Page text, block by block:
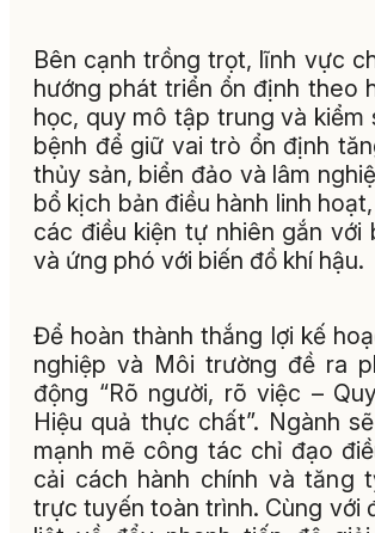
Bên cạnh trồng trọt, lĩnh vực
hướng phát triển ổn định theo
học, quy mô tập trung và
bệnh để giữ vai trò ổn định
thủy sản, biển đảo và lâm
bổ kịch bản điều hành linh
các điều kiện tự nhiên gắn
và ứng phó với biến đổ khí hậu.
Để hoàn thành thắng lợi kế
nghiệp và Môi trường đề ra
động “Rõ người, rõ việc –
Hiệu quả thực chất”. Ngành
mạnh mẽ công tác chỉ đạo
cải cách hành chính và tăng
trực tuyến toàn trình. Cùng với